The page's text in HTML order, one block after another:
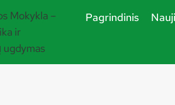
Pagrindinis